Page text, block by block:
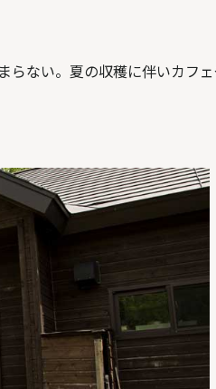
ない。夏の収穫に伴いカフ